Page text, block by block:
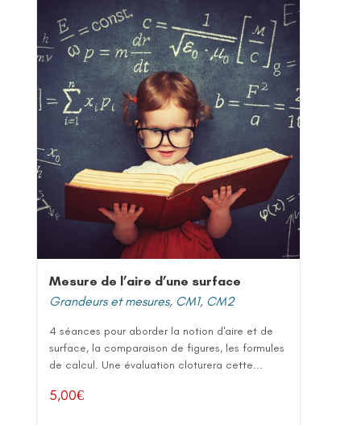
Mesure de l’aire d’une surface
Grandeurs et mesures, CM1, CM2
4 séances pour aborder la notion d'aire et de
surface, la comparaison de figures, les formules
de calcul. Une évaluation cloturera cette...
5,00€